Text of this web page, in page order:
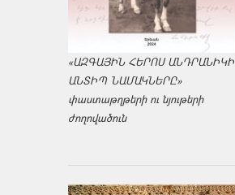
«ԱԶԳԱՅԻՆ ՀԵՐՈՍ ԱՆԴՐԱՆԻԿԻ
ԱՆՏԻՊ ՆԱՄԱԿՆԵՐԸ»
փաստաթղթերի ու նյութերի
ժողովածուն